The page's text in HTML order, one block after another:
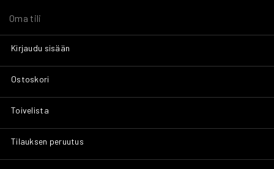
Oma tili
Kirjaudu sisään
Ostoskori
Toivelista
Tilauksen peruutus